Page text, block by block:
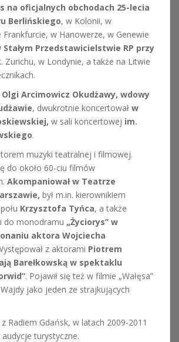
na oficjalnych obchodach 25-lecia
Berlińskiego, w Kolonii, w
w Hanowerze, w Genewie
Stałym Przedstawicielstwie RP przy
Zurichu, w Londynie, a także na Litwie
Olgi Arcimowicz Okudżawy, wdowy
, dwukrotnie koncertował w
w sali koncertowej im.
.
muzyki teatralnej i filmowej.
do około 60-ciu filmów
Akompaniował w Teatrze
był m.in. kierownikiem
Krzysztofa Tyńca, a także
do monodramu „Życiorys” w
aktora Wojciecha
z aktorami Piotrem
Barełkowską w spektaklu
. Pojawił się też w filmie „Wałęsa”
jako jeden ze strajkujących
z Radiem Gdańsk, w latach 2009-2011
audycje turystyczne.